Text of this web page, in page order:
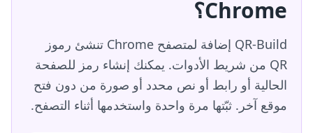
Chrome؟
QR-Build إضافة لمتصفح Chrome تنشئ رموز
QR من شريط الأدوات. يمكنك إنشاء رمز للصفحة
الحالية أو رابط أو نص محدد أو صورة من دون فتح
موقع آخر. ثبّتها مرة واحدة واستخدمها أثناء التصفح.